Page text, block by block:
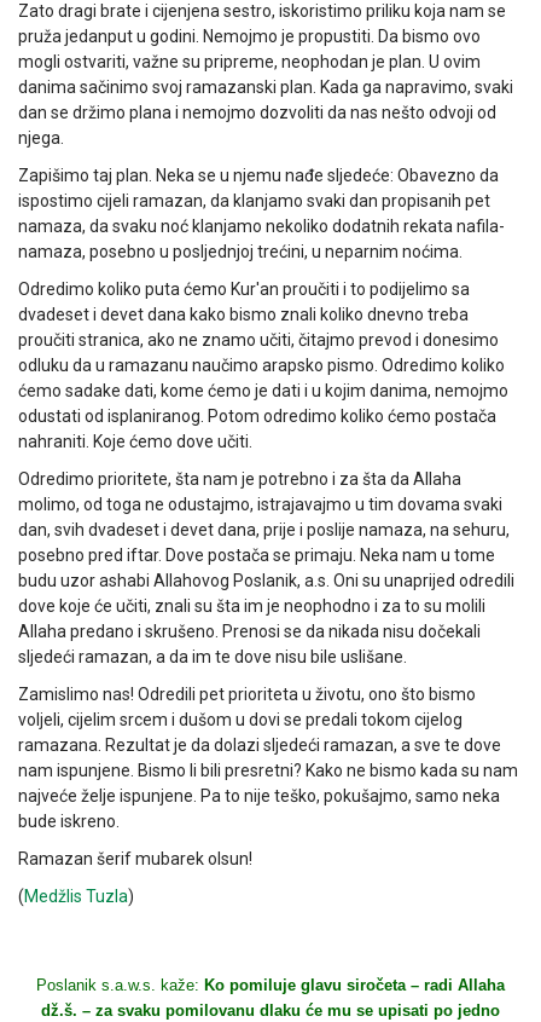
Zato dragi brate i cijenjena sestro, iskoristimo priliku koja nam se
pruža jedanput u godini. Nemojmo je propustiti. Da bismo ovo
mogli ostvariti, važne su pripreme, neophodan je plan. U ovim
danima sačinimo svoj ramazanski plan. Kada ga napravimo, svaki
dan se držimo plana i nemojmo dozvoliti da nas nešto odvoji od
njega.
Zapišimo taj plan. Neka se u njemu nađe sljedeće: Obavezno da
ispostimo cijeli ramazan, da klanjamo svaki dan propisanih pet
namaza, da svaku noć klanjamo nekoliko dodatnih rekata nafila-
namaza, posebno u posljednjoj trećini, u neparnim noćima.
Odredimo koliko puta ćemo Kur'an proučiti i to podijelimo sa
dvadeset i devet dana kako bismo znali koliko dnevno treba
proučiti stranica, ako ne znamo učiti, čitajmo prevod i donesimo
odluku da u ramazanu naučimo arapsko pismo. Odredimo koliko
ćemo sadake dati, kome ćemo je dati i u kojim danima, nemojmo
odustati od isplaniranog. Potom odredimo koliko ćemo postača
nahraniti. Koje ćemo dove učiti.
Odredimo prioritete, šta nam je potrebno i za šta da Allaha
molimo, od toga ne odustajmo, istrajavajmo u tim dovama svaki
dan, svih dvadeset i devet dana, prije i poslije namaza, na sehuru,
posebno pred iftar. Dove postača se primaju. Neka nam u tome
budu uzor ashabi Allahovog Poslanik, a.s. Oni su unaprijed odredili
dove koje će učiti, znali su šta im je neophodno i za to su molili
Allaha predano i skrušeno. Prenosi se da nikada nisu dočekali
sljedeći ramazan, a da im te dove nisu bile uslišane.
Zamislimo nas! Odredili pet prioriteta u životu, ono što bismo
voljeli, cijelim srcem i dušom u dovi se predali tokom cijelog
ramazana. Rezultat je da dolazi sljedeći ramazan, a sve te dove
nam ispunjene. Bismo li bili presretni? Kako ne bismo kada su nam
najveće želje ispunjene. Pa to nije teško, pokušajmo, samo neka
bude iskreno.
Ramazan šerif mubarek olsun!
(Medžlis Tuzla)
Poslanik s.a.w.s. kaže: Ko pomiluje glavu siročeta – radi Allaha
dž.š. – za svaku pomilovanu dlaku će mu se upisati po jedno